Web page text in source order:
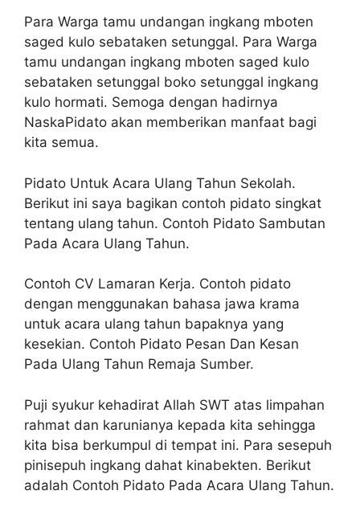
Para Warga tamu undangan ingkang mboten
saged kulo sebataken setunggal. Para Warga
tamu undangan ingkang mboten saged kulo
sebataken setunggal boko setunggal ingkang
kulo hormati. Semoga dengan hadirnya
NaskaPidato akan memberikan manfaat bagi
kita semua.
Pidato Untuk Acara Ulang Tahun Sekolah.
Berikut ini saya bagikan contoh pidato singkat
tentang ulang tahun. Contoh Pidato Sambutan
Pada Acara Ulang Tahun.
Contoh CV Lamaran Kerja. Contoh pidato
dengan menggunakan bahasa jawa krama
untuk acara ulang tahun bapaknya yang
kesekian. Contoh Pidato Pesan Dan Kesan
Pada Ulang Tahun Remaja Sumber.
Puji syukur kehadirat Allah SWT atas limpahan
rahmat dan karunianya kepada kita sehingga
kita bisa berkumpul di tempat ini. Para sesepuh
pinisepuh ingkang dahat kinabekten. Berikut
adalah Contoh Pidato Pada Acara Ulang Tahun.